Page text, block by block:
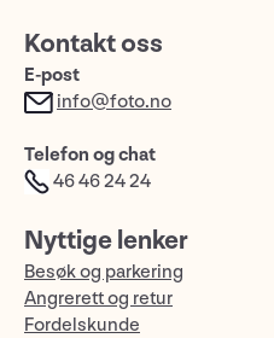
Kontakt oss
E-post
info@foto.no
Telefon og chat
46 46 24 24
Nyttige lenker
Besøk og parkering
Angrerett og retur
Fordelskunde